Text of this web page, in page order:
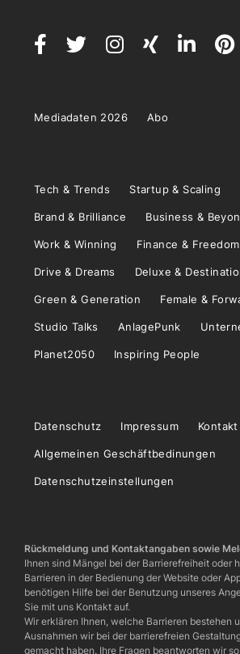
Mediadaten 2026 Abo
Tech & Trends Startup & Scaling
Brand & Brilliance Business &
Work & Winning Finance & Freedom
Drive & Dreams Deluxe &
Green & Generation Female &
Studio Talks AnlagePunk
Planet2050 Inspiring People
Datenschutz Impressum Kontakt
Allgemeinen Geschäftbedinungen
Datenschutzeinstellungen
Rückmeldung und Kontaktangaben sowie
Ihnen sind Mängel bei der Barrierefreiheit oder
Barrieren in der Bedienung der Website oder
benötigen Hilfe bei der Benutzung unseres
Sie mit uns Kontakt auf.
Wir erklären Ihnen, welche Barrieren bestehen
Ausnahmen wir bei der barrierefreien
gemacht haben. Ihre Fragen beantworten wir